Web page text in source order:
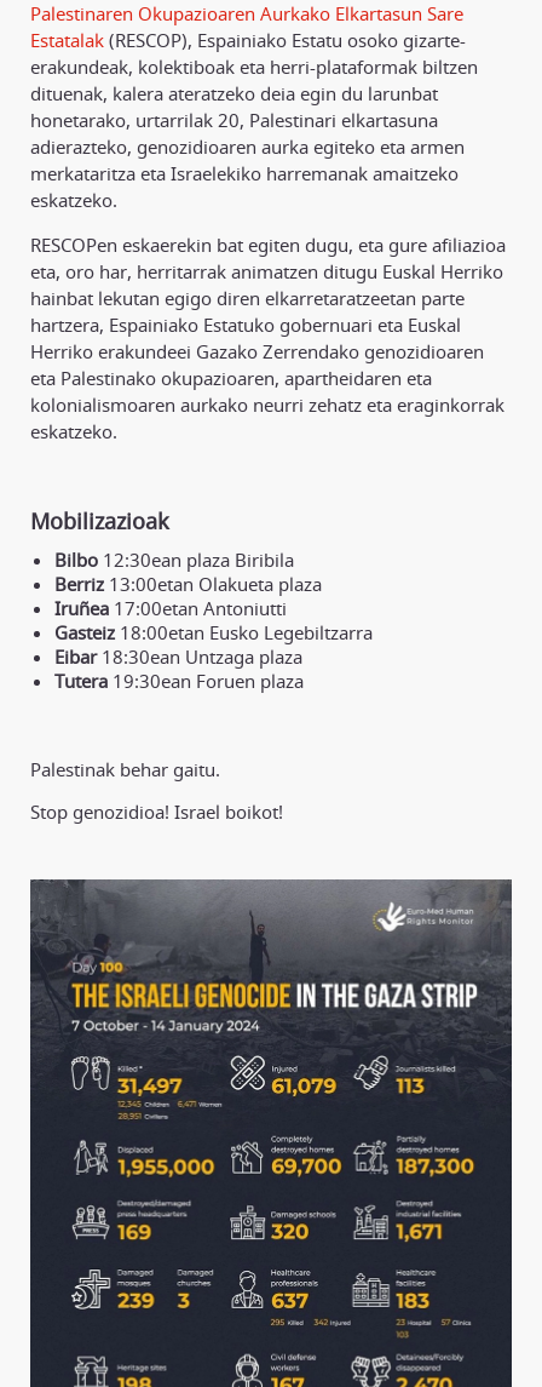
Palestinaren Okupazioaren Aurkako Elkartasun Sare
Estatalak (RESCOP), Espainiako Estatu osoko gizarte-
erakundeak, kolektiboak eta herri-plataformak biltzen
dituenak, kalera ateratzeko deia egin du larunbat
honetarako, urtarrilak 20, Palestinari elkartasuna
adierazteko, genozidioaren aurka egiteko eta armen
merkataritza eta Israelekiko harremanak amaitzeko
eskatzeko.
RESCOPen eskaerekin bat egiten dugu, eta gure afiliazioa
eta, oro har, herritarrak animatzen ditugu Euskal Herriko
hainbat lekutan egigo diren elkarretaratzeetan parte
hartzera, Espainiako Estatuko gobernuari eta Euskal
Herriko erakundeei Gazako Zerrendako genozidioaren
eta Palestinako okupazioaren, apartheidaren eta
kolonialismoaren aurkako neurri zehatz eta eraginkorrak
eskatzeko.
Mobilizazioak
Bilbo 12:30ean plaza Biribila
Berriz 13:00etan Olakueta plaza
Iruñea 17:00etan Antoniutti
Gasteiz 18:00etan Eusko Legebiltzarra
Eibar18:30ean Untzaga plaza
Tutera 19:30ean Foruen plaza
Palestinak behar gaitu.
Stop genozidioa! Israel boikot!